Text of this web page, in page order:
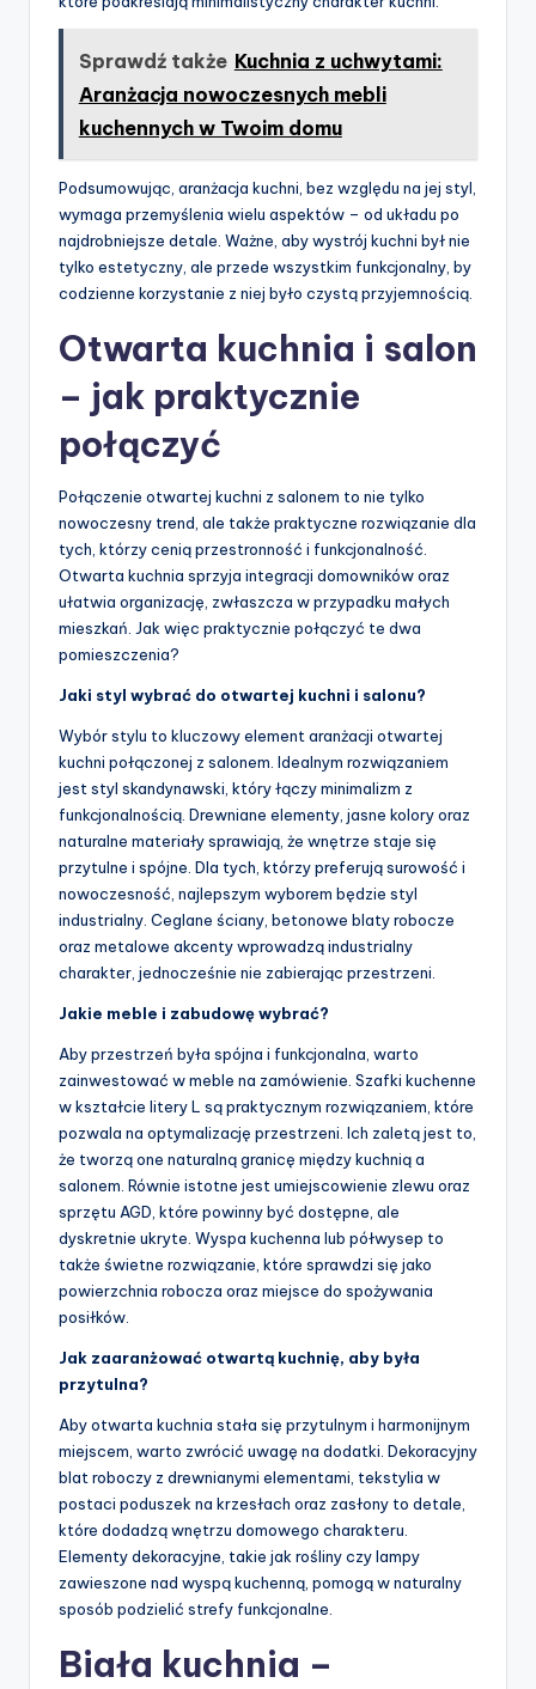
Sprawdź także Kuchnia z uchwytami:
Aranżacja nowoczesnych mebli
kuchennych w Twoim domu
Podsumowując, aranżacja kuchni, bez względu na jej styl,
wymaga przemyślenia wielu aspektów – od układu po
najdrobniejsze detale. Ważne, aby wystrój kuchni był nie
tylko estetyczny, ale przede wszystkim funkcjonalny, by
codzienne korzystanie z niej było czystą przyjemnością.
Otwarta kuchnia i salon
– jak praktycznie
połączyć
Połączenie otwartej kuchni z salonem to nie tylko
nowoczesny trend, ale także praktyczne rozwiązanie dla
tych, którzy cenią przestronność i funkcjonalność.
Otwarta kuchnia sprzyja integracji domowników oraz
ułatwia organizację, zwłaszcza w przypadku małych
mieszkań. Jak więc praktycznie połączyć te dwa
pomieszczenia?
Jaki styl wybrać do otwartej kuchni i salonu?
Wybór stylu to kluczowy element aranżacji otwartej
kuchni połączonej z salonem. Idealnym rozwiązaniem
jest styl skandynawski, który łączy minimalizm z
funkcjonalnością. Drewniane elementy, jasne kolory oraz
naturalne materiały sprawiają, że wnętrze staje się
przytulne i spójne. Dla tych, którzy preferują surowość i
nowoczesność, najlepszym wyborem będzie styl
industrialny. Ceglane ściany, betonowe blaty robocze
oraz metalowe akcenty wprowadzą industrialny
charakter, jednocześnie nie zabierając przestrzeni.
Jakie meble i zabudowę wybrać?
Aby przestrzeń była spójna i funkcjonalna, warto
zainwestować w meble na zamówienie. Szafki kuchenne
w kształcie litery L są praktycznym rozwiązaniem, które
pozwala na optymalizację przestrzeni. Ich zaletą jest to,
że tworzą one naturalną granicę między kuchnią a
salonem. Równie istotne jest umiejscowienie zlewu oraz
sprzętu AGD, które powinny być dostępne, ale
dyskretnie ukryte. Wyspa kuchenna lub półwysep to
także świetne rozwiązanie, które sprawdzi się jako
powierzchnia robocza oraz miejsce do spożywania
posiłków.
Jak zaaranżować otwartą kuchnię, aby była
przytulna?
Aby otwarta kuchnia stała się przytulnym i harmonijnym
miejscem, warto zwrócić uwagę na dodatki. Dekoracyjny
blat roboczy z drewnianymi elementami, tekstylia w
postaci poduszek na krzesłach oraz zasłony to detale,
które dodadzą wnętrzu domowego charakteru.
Elementy dekoracyjne, takie jak rośliny czy lampy
zawieszone nad wyspą kuchenną, pomogą w naturalny
sposób podzielić strefy funkcjonalne.
Biała kuchnia –